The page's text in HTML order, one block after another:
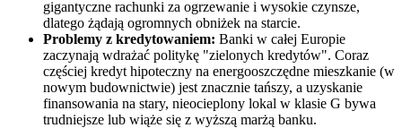
gigantyczne rachunki za ogrzewanie i wysokie czynsze,
dlatego żądają ogromnych obniżek na starcie.
Problemy z kredytowaniem: Banki w całej Europie
zaczynają wdrażać politykę "zielonych kredytów". Coraz
częściej kredyt hipoteczny na energooszczędne mieszkanie (w
nowym budownictwie) jest znacznie tańszy, a uzyskanie
finansowania na stary, nieocieplony lokal w klasie G bywa
trudniejsze lub wiąże się z wyższą marżą banku.